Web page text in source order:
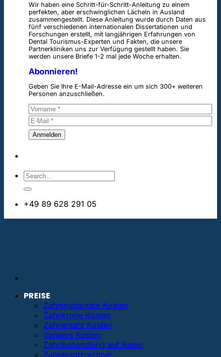
Wir haben eine Schritt-für-Schritt-Anleitung zu einem
perfekten, aber erschwinglichen Lächeln in Ausland
zusammengestellt. Diese Anleitung wurde durch Daten aus
fünf verschiedenen internationalen Dissertationen und
Forschungen erstellt, mit langjährigen Erfahrungen von
Dental Tourismus-Experten und Fakten, die unsere
Partnerkliniken uns zur Verfügung gestellt haben. Sie
werden unsere Briefe 1-2 mal jede Woche erhalten.
Abonnieren!
Geben Sie Ihre E-Mail-Adresse ein um sich 300+ weiteren
Personen anzuschließen.
+49 89 628 291 05
PREISE
Zahnimplantate Kosten
Zahnkrone Kosten
Zahnersatz Kosten
Veneers Kosten
Zahnbehandlung auf Raten
Zahnersatzrechner